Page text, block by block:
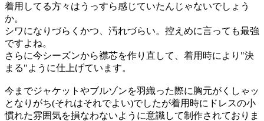
着用してる方々はうっすら感じていたんじゃないでしょう
か。
シワになりづらくかつ、汚れづらい。控えめに言っても最強
ですよね。
さらに今シーズンから襟芯を作り直して、着用時により"決
まる"ように仕上げています。
今までジャケットやブルゾンを羽織った際に胸元がくしゃッ
となりがち(それはそれでよい)でしたが着用時にドレスの小
慣れた雰囲気を損なわないように意識して制作されておりま